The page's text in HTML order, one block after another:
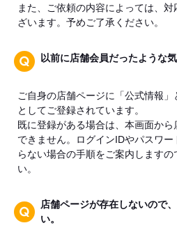
また、ご依頼の内容によっては、
ざいます。予めご了承ください。
以前に店舗会員だったような気
ご自身の店舗ページに「公式情報
としてご登録されています。
既に登録がある場合は、本画面か
できません。ログインIDやパスワ
らない場合の手順をご案内しますの
い。
店舗ページが存在しないので
い。